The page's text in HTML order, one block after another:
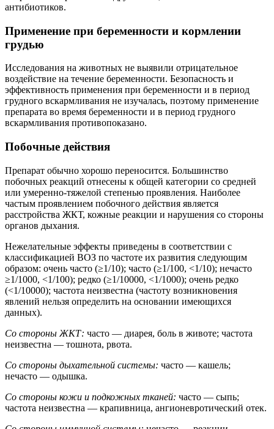
антибиотиков.
Применение при беременности и кормлении
грудью
Исследования на животных не выявили отрицательное
воздействие на течение беременности. Безопасность и
эффективность применения при беременности и в период
грудного вскармливания не изучалась, поэтому применение
препарата во время беременности и в период грудного
вскармливания противопоказано.
Побочные действия
Препарат обычно хорошо переносится. Большинство
побочных реакций отнесены к общей категории со средней
или умеренно-тяжелой степенью проявления. Наиболее
частым проявлением побочного действия является
расстройства ЖКТ, кожные реакции и нарушения со стороны
органов дыхания.
Нежелательные эффекты приведены в соответствии с
классификацией ВОЗ по частоте их развития следующим
образом: очень часто (≥1/10); часто (≥1/100, <1/10); нечасто
≥1/1000, <1/100); редко (≥1/10000, <1/1000); очень редко
(<1/10000); частота неизвестна (частоту возникновения
явлений нельзя определить на основании имеющихся
данных).
Со стороны ЖКТ: часто — диарея, боль в животе; частота
неизвестна — тошнота, рвота.
Со стороны дыхательной системы: часто — кашель;
нечасто — одышка.
Со стороны кожи и подкожных тканей: часто — сыпь;
частота неизвестна — крапивница, ангионевротический отек.